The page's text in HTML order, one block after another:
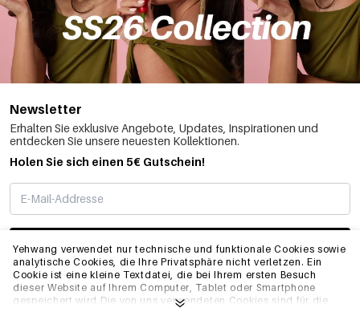
Yehwang verwendet nur technische und funktionale Cookies sowie
analytische Cookies, die Ihre Privatsphäre nicht verletzen. Ein
Cookie ist eine kleine Textdatei, die bei Ihrem ersten Besuch
dieser Website auf Ihrem Computer, Tablet oder Smartphone
gespeichert wird.Die von uns verwendeten Cookies sind für die
Newsletter
Erhalten Sie exklusive Angebote, Updates, Inspirationen und
entdecken Sie unsere neuesten Kollektionen.
Holen Sie sich einen 5€ Gutschein!
ABONNIEREN
INFO